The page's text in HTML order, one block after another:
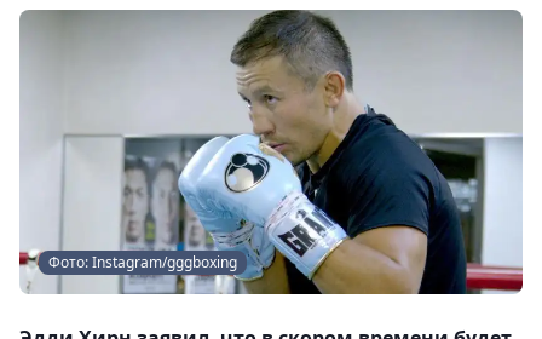
Фото: Instagram/gggboxing